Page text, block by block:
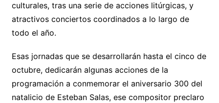
culturales, tras una serie de acciones litúrgicas, y
atractivos conciertos coordinados a lo largo de
todo el año.
Esas jornadas que se desarrollarán hasta el cinco de
octubre, dedicarán algunas acciones de la
programación a conmemorar el aniversario 300 del
natalicio de Esteban Salas, ese compositor preclaro